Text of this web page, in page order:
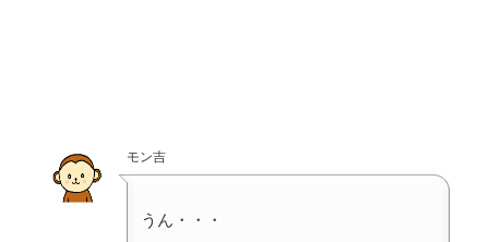
モン吉
うん・・・